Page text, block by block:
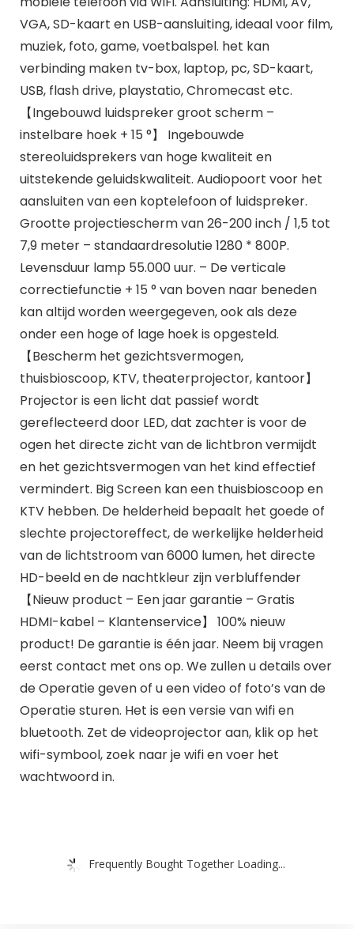
VGA, SD-kaart en USB-aansluiting, ideaal voor film,
muziek, foto, game, voetbalspel. het kan
verbinding maken tv-box, laptop, pc, SD-kaart,
USB, flash drive, playstatio, Chromecast etc.
【Ingebouwd luidspreker groot scherm –
instelbare hoek + 15 °】 Ingebouwde
stereoluidsprekers van hoge kwaliteit en
uitstekende geluidskwaliteit. Audiopoort voor het
aansluiten van een koptelefoon of luidspreker.
Grootte projectiescherm van 26-200 inch / 1,5 tot
7,9 meter – standaardresolutie 1280 * 800P.
Levensduur lamp 55.000 uur. – De verticale
correctiefunctie + 15 ° van boven naar beneden
kan altijd worden weergegeven, ook als deze
onder een hoge of lage hoek is opgesteld.
【Bescherm het gezichtsvermogen,
thuisbioscoop, KTV, theaterprojector, kantoor】
Projector is een licht dat passief wordt
gereflecteerd door LED, dat zachter is voor de
ogen het directe zicht van de lichtbron vermijdt
en het gezichtsvermogen van het kind effectief
vermindert. Big Screen kan een thuisbioscoop en
KTV hebben. De helderheid bepaalt het goede of
slechte projectoreffect, de werkelijke helderheid
van de lichtstroom van 6000 lumen, het directe
HD-beeld en de nachtkleur zijn verbluffender
【Nieuw product – Een jaar garantie – Gratis
HDMI-kabel – Klantenservice】 100% nieuw
product! De garantie is één jaar. Neem bij vragen
eerst contact met ons op. We zullen u details over
de Operatie geven of u een video of foto’s van de
Operatie sturen. Het is een versie van wifi en
bluetooth. Zet de videoprojector aan, klik op het
wifi-symbool, zoek naar je wifi en voer het
wachtwoord in.
Frequently Bought Together Loading...